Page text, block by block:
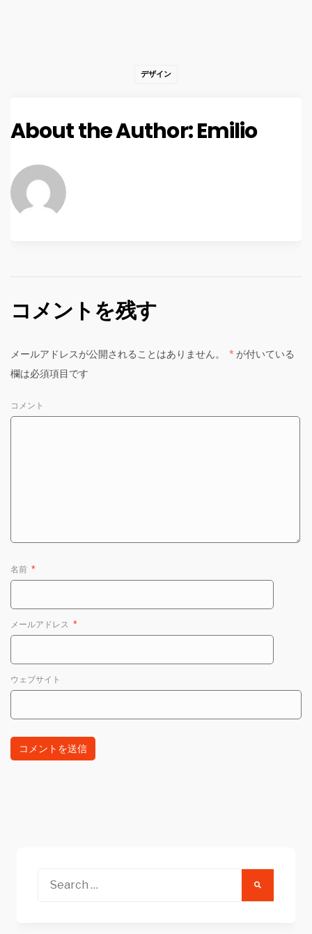
デザイン
About the Author:Emilio
コメントを残す
メールアドレスが公開されることはありません。 * が付いている
欄は必須項目です
コメント
名前 *
メールアドレス *
ウェブサイト
Search